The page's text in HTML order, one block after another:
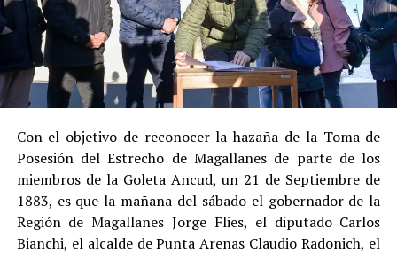
Suconducta anterior irreprochable , al no
registrar antecedentes penales previos.
Estas circunstancias jurídicas, sumadas al
procedimiento abreviado, redujeron la posibilidad de un
cumplimiento efectivo en recinto penitenciario.
Indemnización a la víctima y nueva investigación
por ocultamiento de bienes
En el ámbito civil, elJuzgado de Letras de Castrodictó
Con el objetivo de reconocer la hazaña de la Toma de
Posesión del Estrecho de Magallanes de parte de los
miembros de la Goleta Ancud, un 21 de Septiembre de
1883, es que la mañana del sábado el gobernador de la
Región de Magallanes Jorge Flies, el diputado Carlos
Bianchi, el alcalde de Punta Arenas Claudio Radonich, el